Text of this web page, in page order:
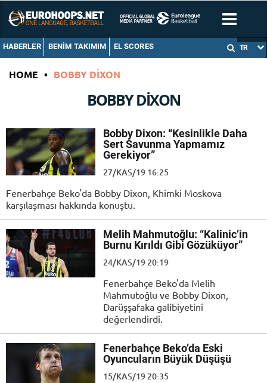
HABERLER BENIM TAKIMIM EL SCORES TR
HOME • BOBBY DIXON
BOBBY DIXON
Bobby Dixon: “Kesinlikle Daha
Sert Savunma Yapmamız
Gerekiyor”
27/KAS/19 16:25
Fenerbahçe Beko'da Bobby Dixon, Khimki Moskova
karşılaşması hakkında konuştu.
Melih Mahmutoğlu: “Kalinic’in
Burnu Kırıldı Gibi Gözüküyor”
24/KAS/19 20:19
Fenerbahçe Beko'da Melih
Mahmutoğlu ve Bobby Dixon,
Darüşşafaka galibiyetini
değerlendirdi.
Fenerbahçe Beko’da Eski
Oyuncuların Büyük Düşüşü
15/KAS/19 20:35